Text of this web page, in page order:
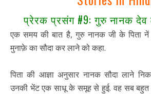
प्रेरक प्रसंग #9: गुरु नानक देव
एक समय की बात है, गुरु नानक जी के पिता
मुनाफ़े का सौदा कर लाने को कहा.
पिता की आज्ञा अनुसार नानक सौदा लाने
उनकी भेंट एक साधू के समूह से हुई. वह सब बहुत